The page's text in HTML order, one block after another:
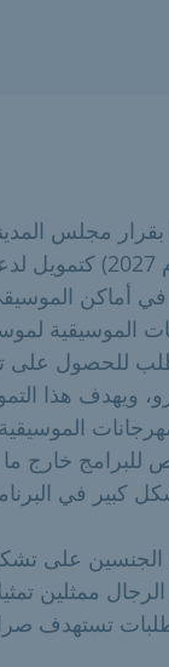
90,000 يورو (رهناً بقرار مجلس
في ديسمبر 2026 بشأن ميزانية مدينة ميونيخ لعام 2027)
في أماكن
الموسيقية
يمكن التقدم بطلب للحصول
يورو أو 15,000 يورو أو 20,000 يورو، ويهدف
الموسيقية
خارج ما
كبير في
الجنسين على
ممثلين
تستهدف